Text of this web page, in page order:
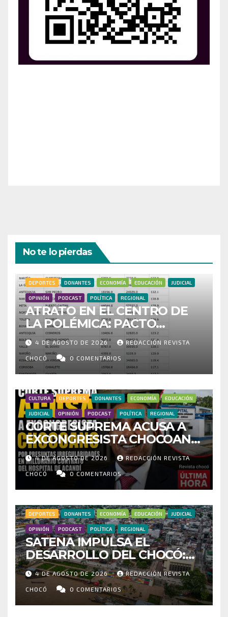
No te lo pierdas
DEPORTES DONANTES ECONOMÍA EDUCACIÓN JUDICIAL
OPINIÓN PODCAST POLÍTICA REGIONAL
ATRATO EN EL CENTRO DE
LA POLÉMICA: PACTO
HISTÓRICO CUESTIONA
CENSO ELECTORAL Y PIDE
INVESTIGAR PRESUNTO
FRAUDE
4 DE AGOSTO DE 2026 REDACCIÓN REVISTA
CHOCÓ 0 COMENTARIOS
CULTURA DEPORTES DONANTES ECONOMÍA EDUCACIÓN
JUDICIAL OPINIÓN PODCAST POLÍTICA REGIONAL
CORTE SUPREMA ACUSA A
EXCONGRESISTA CHOCOANO
POR PRESUNTAS
IRREGULARIDADES EN
MILLONARIO CONTRATO DEL
HOSPITAL DE ACANDÍ
4 DE AGOSTO DE 2026 REDACCIÓN REVISTA
CHOCÓ 0 COMENTARIOS
DEPORTES DONANTES ECONOMÍA EDUCACIÓN JUDICIAL
OPINIÓN PODCAST POLÍTICA REGIONAL
SATENA IMPULSA EL
DESARROLLO DEL CHOCÓ:
MÁS DE 35 MIL PASAJEROS
MOVILIZADOS Y NUEVAS
RUTAS FORTALECEN LA
CONECTIVIDAD
4 DE AGOSTO DE 2026 REDACCIÓN REVISTA
CHOCÓ 0 COMENTARIOS